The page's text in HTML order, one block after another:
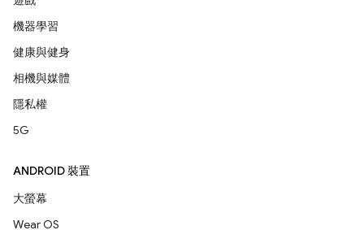
機器學習
健康與健身
相機與媒體
隱私權
5G
ANDROID 裝置
大螢幕
Wear OS